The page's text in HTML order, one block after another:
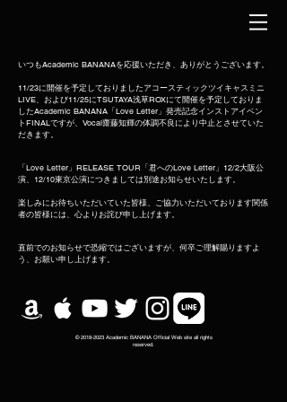
いつもAcademic BANANAを応援いただき、ありがとうございます。
11/23に開催を予定しておりましたアコースティックツイキャスミニ
LIVE、および11/25にTSUTAYA浅草ROXにて開催を予定しておりま
したAcademic BANANA「Love Letter」発売記念インストアイベン
トFINALですが、Vocal齋藤知輝の体調不良により中止とさせていた
だきます。
「Love Letter」RELEASE TOUR「君へのLove Letter」12/2大阪公
演、12/10東京公演につきましては別途お知らせいたします。
楽しみにお待ちいただいていた皆様、ご協力いただいております関係
者の皆様には、心よりお詫び申し上げます。
直前でのお知らせで恐縮ではございますが、何卒ご理解賜りますよ
う、お願い申し上げます。
©2018-2023Academic BANANA Official Web site all rights
reserved.